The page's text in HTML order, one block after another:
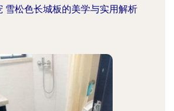
雪松色长城板的美学与实用解析